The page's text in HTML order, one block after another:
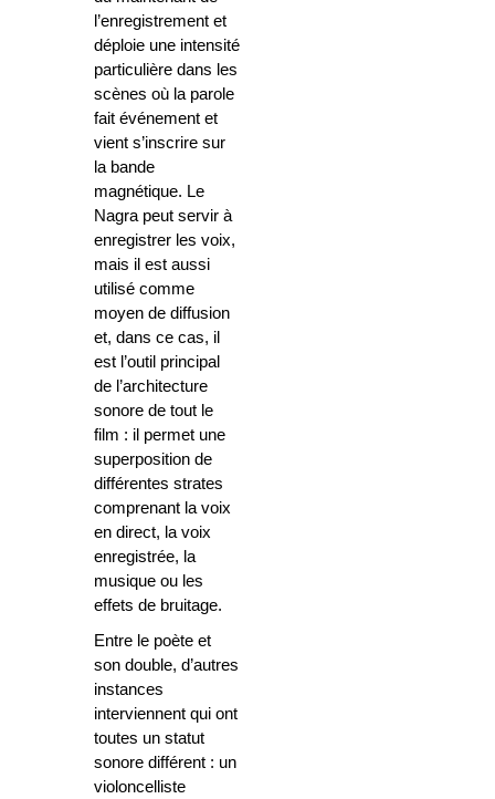
l’enregistrement et
déploie une intensité
particulière dans les
scènes où la parole
fait événement et
vient s’inscrire sur
la bande
magnétique. Le
Nagra peut servir à
enregistrer les voix,
mais il est aussi
utilisé comme
moyen de diffusion
et, dans ce cas, il
est l’outil principal
de l’architecture
sonore de tout le
film : il permet une
superposition de
différentes strates
comprenant la voix
en direct, la voix
enregistrée, la
musique ou les
effets de bruitage.
Entre le poète et
son double, d’autres
instances
interviennent qui ont
toutes un statut
sonore différent : un
violoncelliste